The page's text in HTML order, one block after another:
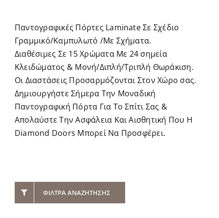
Παντογραφικές Πόρτες Laminate Σε Σχέδιο
Γραμμικό/Καμπυλωτό /Με Σχήματα.
Διαθέσιμες Σε 15 Χρώματα Με 24 σημεία
Κλειδώματος & Μονή/Διπλή/Τριπλή Θωράκιση.
Οι Διαστάσεις Προσαρμόζονται Στον Χώρο σας.
Δημιουργήστε Σήμερα Την Μοναδική
Παντογραφική Πόρτα Για Το Σπίτι Σας &
Απολαύστε Την Ασφάλεια Και Αισθητική Που Η
Diamond Doors Μπορεί Να Προσφέρει.
ΦΊΛΤΡΑ ΑΝΑΖΉΤΗΣΗΣ